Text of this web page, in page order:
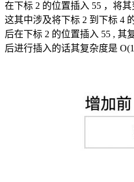
在下标 2 的位置插入 55 ，将其
这其中涉及将下标 2 到下标 4
后在下标 2 的位置插入 55 , 其
后进行插入的话其复杂度是